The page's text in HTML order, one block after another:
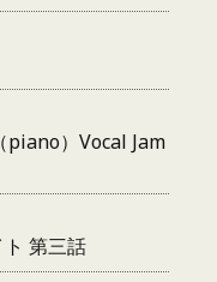
）Vocal Jam
第三話